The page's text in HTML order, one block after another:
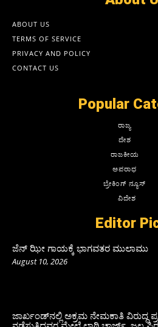
ABOUT US
TERMS OF SERVICE
PRIVACY AND POLICY
CONTACT US
Popular
ರಾಜ್ಯ
ದೇಶ
ರಾಜಕೀಯ
ಅಪರಾಧ
ಬ್ರೇಕಿಂಗ್ ನ್ಯೂಸ್
ವಿದೇಶ
Editor
ಜೆನ್ ಝೀ ಗಾಯಕ್ಕೆ ಭಾಗವತರ ಮುಲಾಮು
August 10, 2026
ಜಾರ್ಖಂಡ್‌ನಲ್ಲಿ ಅಕ್ರಮ ನೇಮಕಾತಿ ವಿರುದ್ಧ